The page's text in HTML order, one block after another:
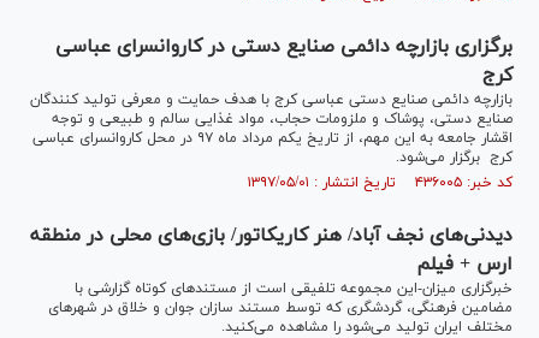
برگزاری بازارچه دائمی صنایع دستی در کاروانسرای عباسی
کرج
بازارچه دائمی صنایع دستی عباسی کرج با هدف حمایت و معرفی تولید کنندگان
صنایع دستی، پوشاک و ملزومات حجاب، مواد غذایی سالم و طبیعی و توجه
اقشار جامعه به این مهم، از تاریخ یکم مرداد ماه ۹۷ در محل کاروانسرای عباسی
کرج برگزار می‌شود.
کد خبر: ۴۳۶۰۰۵ تاریخ انتشار : ۱۳۹۷/۰۵/۰۱
دیدنی‌های نجف آباد/ هنر کاریکاتور/ بازی‌های محلی در منطقه
ارس + فیلم
خبرگزاری میزان-این مجموعه تلفیقی است از مستند‌های کوتاه گزارشی با
مضامین فرهنگی، گردشگری که توسط مستند سازان جوان و خلاق در شهر‌های
مختلف ایران تولید می‌شود را مشاهده می‌کنید.